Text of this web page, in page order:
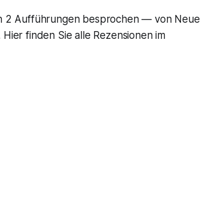
2 Aufführungen besprochen — von Neue
finden Sie alle Rezensionen im